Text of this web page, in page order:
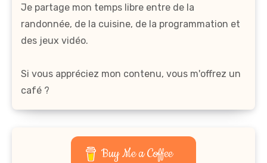
Je partage mon temps libre entre de la
randonnée, de la cuisine, de la programmation et
des jeux vidéo.
Si vous appréciez mon contenu, vous m'offrez un
café ?
Buy Me a Coffee